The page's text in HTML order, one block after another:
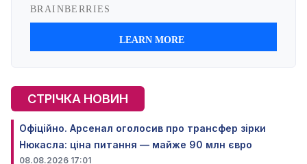
СТРІЧКА НОВИН
Офіційно. Арсенал оголосив про трансфер зірки
Нюкасла: ціна питання — майже 90 млн євро
08.08.2026 17:01